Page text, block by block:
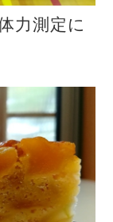
力測定に